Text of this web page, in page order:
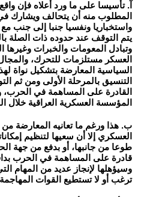
آ. تأسيسا على ما ورد أعلاه فإن
المطلوب منه أن يتحالف ويشارك
واستخباريا ونفسيا جنبا إلى جنب
يتم التوقف عند حدوده ذات الصلة
وتبادل المعومات والخبرات وغيرها
العسكر مستلزمات للتحرك، والمجال
السياسية المعارضة بتشكيل نواة
التنسيق بالمرحلة الأولى ومن ثم
القادرة على المساهمة في الحرب،
المؤسسة العسكرية العراقية خلال
ب. هذا ورغم ما تعانيه المعارضة
العسكري إلا أن سعيها لتنظيم
طوعا من جانبها، أو بدفع من جهة
قادرة على المساهمة في الحرب
وسيؤهلها لإنجاز عديد من المهام
ترغب أو لا تستطيع القوات المهاجمة